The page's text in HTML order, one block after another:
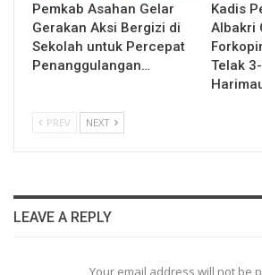
Pemkab Asahan Gelar
Gerakan Aksi Bergizi di
Sekolah untuk Percepat
Penanggulangan…
Kadis
Albakri
Telak
PREV NEXT
LEAVE A REPLY
Your email address will not be